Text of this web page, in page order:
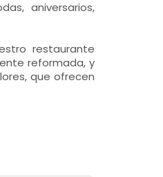
aniversarios,
restaurante
reformada, y
que ofrecen